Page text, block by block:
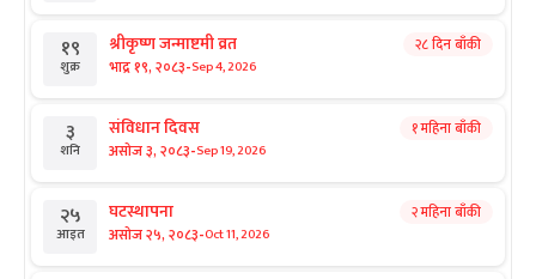
१९
शुक्र
श्रीकृष्ण जन्माष्टमी व्रत
भाद्र १९, २०८३-Sep 4, 2026
२८ दिन बाँकी
३
शनि
संविधान दिवस
असोज ३, २०८३-Sep 19, 2026
१ महिना बाँकी
२५
आइत
घटस्थापना
असोज २५, २०८३-Oct 11, 2026
२ महिना बाँकी